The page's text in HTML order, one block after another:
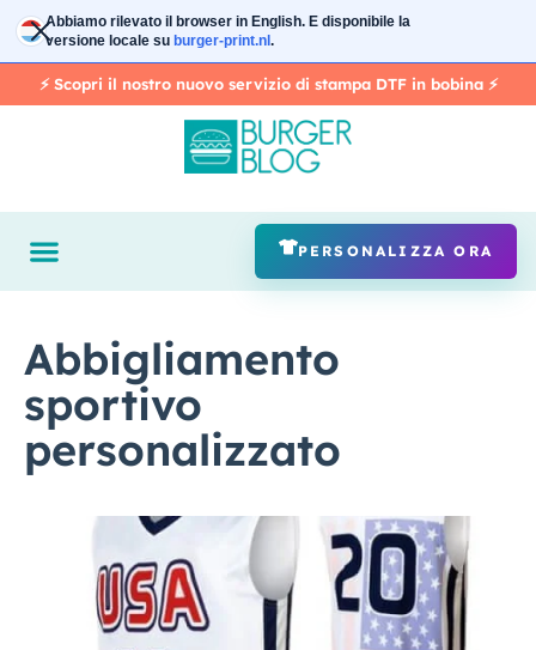
Vai
contenuto
Abbiamo rilevato il browser in English. E disponibile la
versione locale su burger-print.nl .
⚡️ Scopri il nostro nuovo servizio di stampa DTF in bobina ⚡️
PERSONALIZZA ORA
Abbigliamento
sportivo
personalizzato